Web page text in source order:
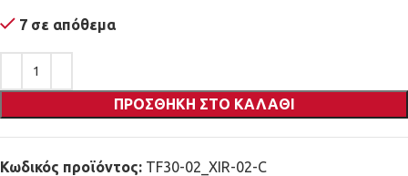
7 σε απόθεμα
ΠΡΟΣΘΉΚΗ ΣΤΟ ΚΑΛΆΘΙ
Κωδικός προϊόντος: TF30-02_XIR-02-C